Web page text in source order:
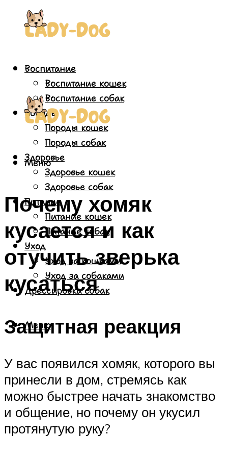
Воспитание
Воспитание кошек
Воспитание собак
Породы
Породы кошек
Породы собак
Здоровье
Здоровье кошек
Здоровье собак
Питание
Питание кошек
Питание собак
Уход
Уход за кошками
Уход за собаками
Дрессировка собак
Меню
Меню
Почему хомяк
кусается и как
отучить зверька
кусаться
Защитная реакция
У вас появился хомяк, которого вы
принесли в дом, стремясь как
можно быстрее начать знакомство
и общение, но почему он укусил
протянутую руку?